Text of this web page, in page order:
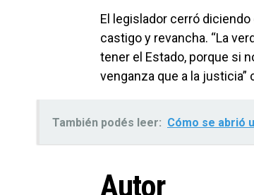
El legislador cerró
castigo y revancha. “La
tener el Estado, porque si
venganza que a la justicia”
También podés leer: Cómo se abrió
Autor